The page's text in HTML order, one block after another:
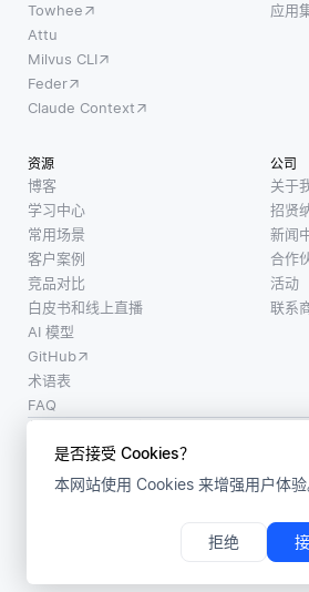
是否接受 Cookies？
本网站使用 Cookies 来增强用户体验
拒绝
Towhee
Attu
Milvus CLI
Feder
Claude Context
应用
资源
博客
学习中心
常用场景
客户案例
竞品对比
白皮书和线上直播
AI 模型
GitHub
术语表
FAQ
公司
关于
招贤
新闻
合作
活动
联系
使用条款
LF AI、LF AI & Data、Milvus，以及相关的开
Foundation 所有商标
版权所有 ©2026 上海赜睿信息科技有限公司保
沪